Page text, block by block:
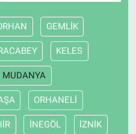
GEMLİK
KELES
MUDANYA
ORHANELİ
İNEGÖL İZNİK